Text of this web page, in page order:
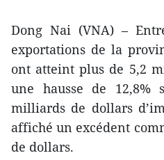
Dong Nai (VNA) –
exportations de la
ont atteint plus de 5,2
une hausse de 12,8%
milliards de dollars
affiché un excédent
de dollars.